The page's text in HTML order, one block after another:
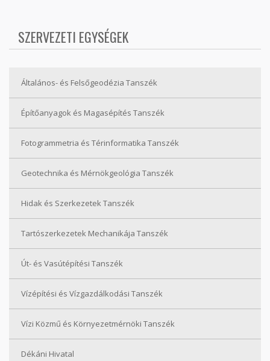
SZERVEZETI EGYSÉGEK
Általános- és Felsőgeodézia Tanszék
Építőanyagok és Magasépítés Tanszék
Fotogrammetria és Térinformatika Tanszék
Geotechnika és Mérnökgeológia Tanszék
Hidak és Szerkezetek Tanszék
Tartószerkezetek Mechanikája Tanszék
Út- és Vasútépítési Tanszék
Vízépítési és Vízgazdálkodási Tanszék
Vízi Közmű és Környezetmérnöki Tanszék
Dékáni Hivatal